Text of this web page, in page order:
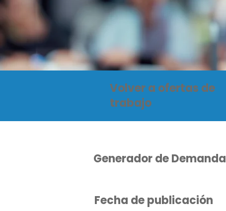
Fecha de publicación
Volver a ofertas de
trabajo
Generador de Demanda